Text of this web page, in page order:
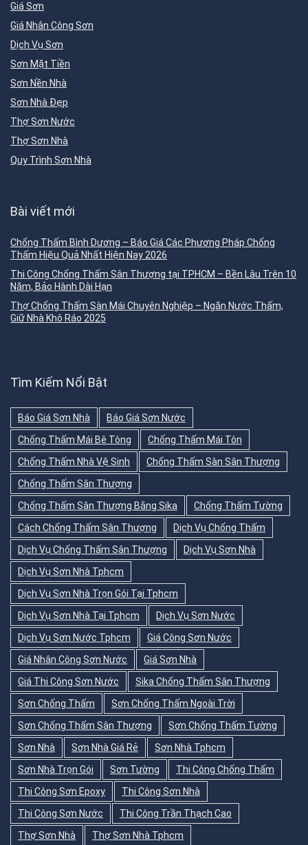
Giá Sơn
Giá Nhân Công Sơn
Dịch Vụ Sơn
Sơn Mặt Tiền
Sơn Nền Nhà
Sơn Nhà Đẹp
Thợ Sơn Nước
Thợ Sơn Nhà
Quy Trình Sơn Nhà
Bài viết mới
Chống Thấm Bình Dương – Báo Giá Các Phương Pháp Chống
Thấm Hiệu Quả Nhất Hiện Nay 2026
Thi Công Chống Thấm Sân Thượng tại TPHCM – Bền Lâu Trên 10
Năm, Bảo Hành Dài Hạn
Thợ Chống Thấm Sàn Mái Chuyên Nghiệp – Ngăn Nước Thấm,
Giữ Nhà Khô Ráo 2025
Tìm Kiếm Nổi Bật
Báo Giá Sơn Nhà
Báo Giá Sơn Nước
Chống Thấm Mái Bê Tông
Chống Thấm Mái Tôn
Chống Thấm Nhà Vệ Sinh
Chống Thấm Sàn Sân Thượng
Chống Thấm Sân Thượng
Chống Thấm Sân Thượng Bằng Sika
Chống Thấm Tường
Cách Chống Thấm Sân Thượng
Dịch Vụ Chống Thấm
Dịch Vụ Chống Thấm Sân Thượng
Dịch Vụ Sơn Nhà
Dịch Vụ Sơn Nhà Tphcm
Dịch Vụ Sơn Nhà Trọn Gói Tại Tphcm
Dịch Vụ Sơn Nhà Tại Tphcm
Dịch Vụ Sơn Nước
Dịch Vụ Sơn Nước Tphcm
Giá Công Sơn Nước
Giá Nhân Công Sơn Nước
Giá Sơn Nhà
Giá Thi Công Sơn Nước
Sika Chống Thấm Sân Thượng
Sơn Chống Thấm
Sơn Chống Thấm Ngoài Trời
Sơn Chống Thấm Sân Thượng
Sơn Chống Thấm Tường
Sơn Nhà
Sơn Nhà Giá Rẻ
Sơn Nhà Tphcm
Sơn Nhà Trọn Gói
Sơn Tường
Thi Công Chống Thấm
Thi Công Sơn Epoxy
Thi Công Sơn Nhà
Thi Công Sơn Nước
Thi Công Trần Thạch Cao
Thợ Sơn Nhà
Thợ Sơn Nhà Tphcm